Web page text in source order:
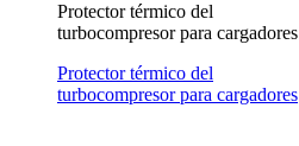
Protector térmico del
turbocompresor para cargadores
Protector térmico del
turbocompresor para cargadores